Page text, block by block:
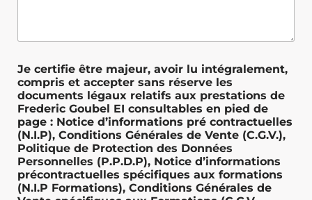
Je certifie être majeur, avoir lu intégralement,
compris et accepter sans réserve les
documents légaux relatifs aux prestations de
Frederic Goubel EI consultables en pied de
page : Notice d’informations pré contractuelles
(N.I.P), Conditions Générales de Vente (C.G.V.),
Politique de Protection des Données
Personnelles (P.P.D.P), Notice d’informations
précontractuelles spécifiques aux formations
(N.I.P Formations), Conditions Générales de